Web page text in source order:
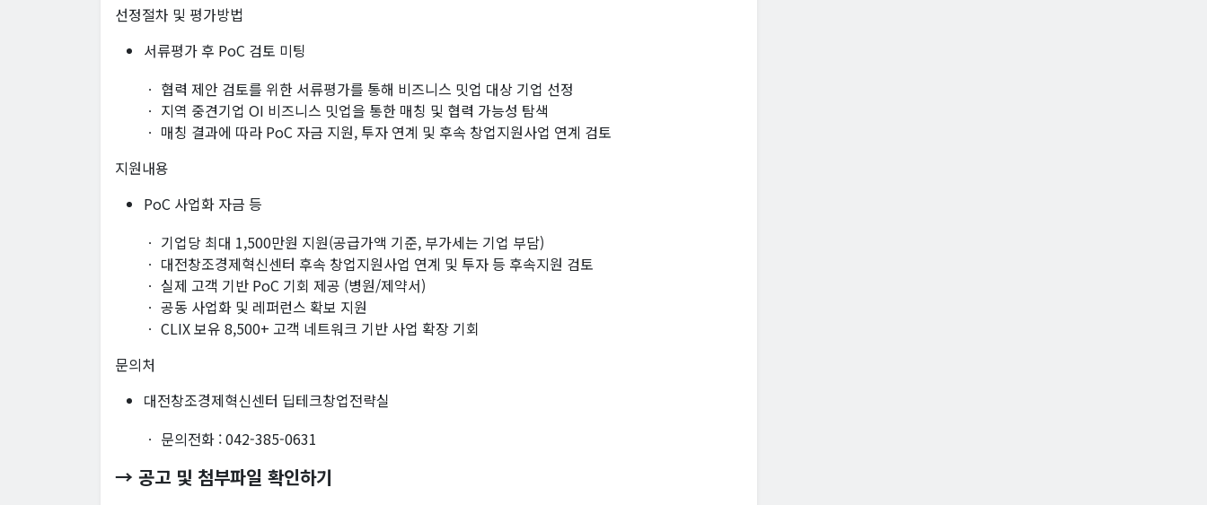
선정절차 및 평가방법
서류평가 후 PoC 검토 미팅
ㆍ 협력 제안 검토를 위한 서류평가를 통해 비즈니스 밋업 대상 기업 선정
ㆍ 지역 중견기업 OI 비즈니스 밋업을 통한 매칭 및 협력 가능성 탐색
ㆍ 매칭 결과에 따라 PoC 자금 지원, 투자 연계 및 후속 창업지원사업 연계 검토
지원내용
PoC 사업화 자금 등
ㆍ 기업당 최대 1,500만원 지원(공급가액 기준, 부가세는 기업 부담)
ㆍ 대전창조경제혁신센터 후속 창업지원사업 연계 및 투자 등 후속지원 검토
ㆍ 실제 고객 기반 PoC 기회 제공 (병원/제약서)
ㆍ 공동 사업화 및 레퍼런스 확보 지원
ㆍ CLIX 보유 8,500+ 고객 네트워크 기반 사업 확장 기회
문의처
대전창조경제혁신센터 딥테크창업전략실
ㆍ 문의전화 : 042-385-0631
→ 공고 및 첨부파일 확인하기